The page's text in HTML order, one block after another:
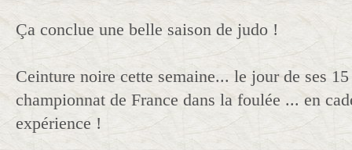
Ça conclue une belle saison de judo !
Ceinture noire cette semaine... le jour de ses
championnat de France dans la foulée ... en
expérience !